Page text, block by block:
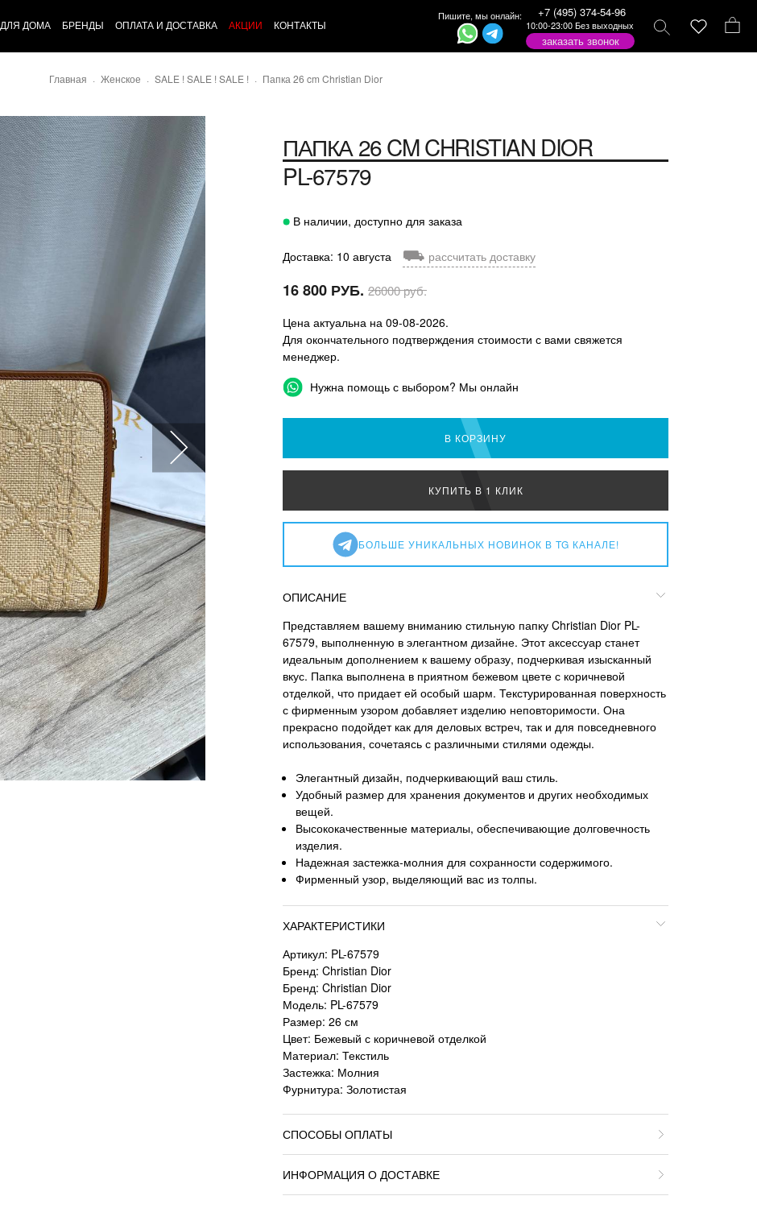
ДЛЯ ДОМА БРЕНДЫ ОПЛАТА И ДОСТАВКА АКЦИИ КОНТАКТЫ
Пишите, мы онлайн: +7 (495) 374-54-96
10:00-23:00 Без выходных
заказать звонок
Главная Женское SALE ! SALE ! SALE ! Папка 26 cm Christian Dior
ПАПКА 26 CMCHRISTIAN DIOR
PL-67579
В наличии, доступно для заказа
Доставка: 10 августа ⛟ рассчитать доставку
16 800 РУБ. 26000 руб.
Цена актуальна на 09-08-2026.
Для окончательного подтверждения стоимости с вами свяжется
менеджер.
Нужна помощь с выбором? Мы онлайн
В КОРЗИНУ
КУПИТЬ В 1 КЛИК
БОЛЬШЕ УНИКАЛЬНЫХ НОВИНОК В TG КАНАЛЕ!
ОПИСАНИЕ
Представляем вашему вниманию стильную папку Christian Dior PL-
67579, выполненную в элегантном дизайне. Этот аксессуар станет
идеальным дополнением к вашему образу, подчеркивая изысканный
вкус. Папка выполнена в приятном бежевом цвете с коричневой
отделкой, что придает ей особый шарм. Текстурированная поверхность
с фирменным узором добавляет изделию неповторимости. Она
прекрасно подойдет как для деловых встреч, так и для повседневного
использования, сочетаясь с различными стилями одежды.
Элегантный дизайн, подчеркивающий ваш стиль.
Удобный размер для хранения документов и других необходимых
вещей.
Высококачественные материалы, обеспечивающие долговечность
изделия.
Надежная застежка-молния для сохранности содержимого.
Фирменный узор, выделяющий вас из толпы.
ХАРАКТЕРИСТИКИ
Артикул: PL-67579
Бренд: Christian Dior
Бренд: Christian Dior
Модель: PL-67579
Размер: 26 см
Цвет: Бежевый с коричневой отделкой
Материал: Текстиль
Застежка: Молния
Фурнитура: Золотистая
СПОСОБЫ ОПЛАТЫ
ИНФОРМАЦИЯ О ДОСТАВКЕ